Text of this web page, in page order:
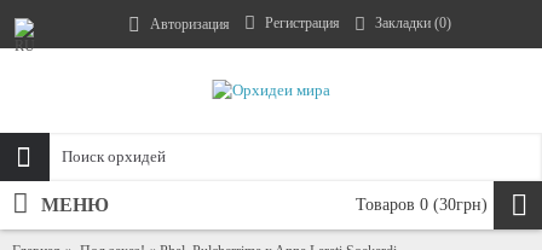
Авторизация Регистрация Закладки (0)
Товаров 0 (30грн)
МЕНЮ